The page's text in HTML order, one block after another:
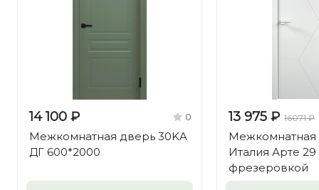
14 100 ₽ 0
Межкомнатная дверь 30KA
ДГ 600*2000
13 975 ₽ 16071 ₽
Межкомнатная
Италия Арте
фрезеровкой